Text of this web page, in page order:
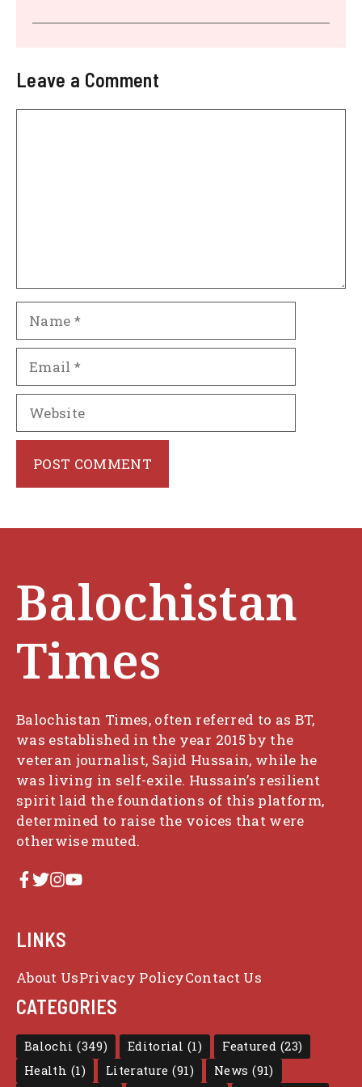
Leave a Comment
Website
Balochistan
Times
Balochistan Times, often referred to as BT,
was established in the year 2015 by the
veteran journalist, Sajid Hussain, while he
was living in self-exile. Hussain’s resilient
spirit laid the foundations of this platform,
determined to raise the voices that were
otherwise muted.
LINKS
About UsPrivacy PolicyContact Us
CATEGORIES
Balochi (349) Editorial (1) Featured (23)
Health (1) Literature (91) News (91)